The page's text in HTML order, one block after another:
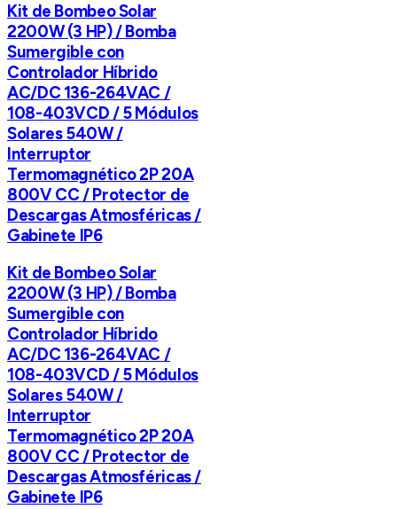
Kit de Bombeo Solar
2200W (3 HP) / Bomba
Sumergible con
Controlador Híbrido
AC/DC 136-264VAC /
108-403VCD / 5 Módulos
Solares 540W /
Interruptor
Termomagnético 2P 20A
800V CC / Protector de
Descargas Atmosféricas /
Gabinete IP6
Kit de Bombeo Solar
2200W (3 HP) / Bomba
Sumergible con
Controlador Híbrido
AC/DC 136-264VAC /
108-403VCD / 5 Módulos
Solares 540W /
Interruptor
Termomagnético 2P 20A
800V CC / Protector de
Descargas Atmosféricas /
Gabinete IP6